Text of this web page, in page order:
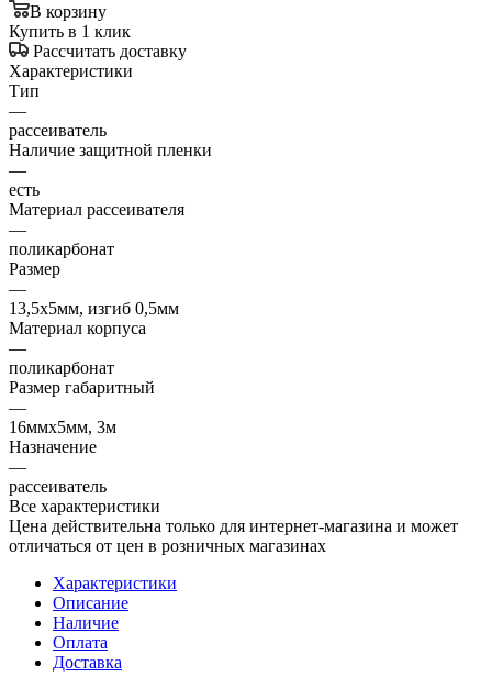
В корзину
Купить в 1 клик
Рассчитать доставку
Характеристики
Тип
—
рассеиватель
Наличие защитной пленки
—
есть
Материал рассеивателя
—
поликарбонат
Размер
—
13,5х5мм, изгиб 0,5мм
Материал корпуса
—
поликарбонат
Размер габаритный
—
16ммх5мм, 3м
Назначение
—
рассеиватель
Все характеристики
Цена действительна только для интернет-магазина и может
отличаться от цен в розничных магазинах
Характеристики
Описание
Наличие
Оплата
Доставка